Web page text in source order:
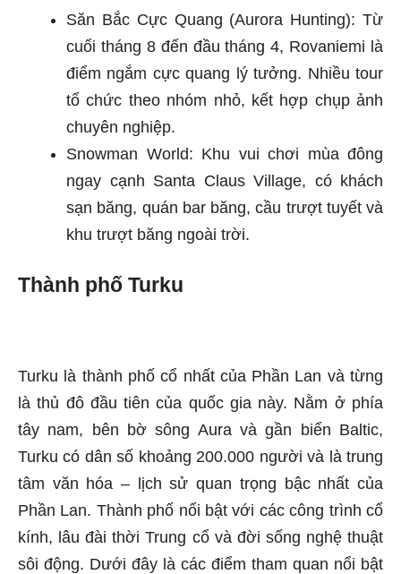
Săn Bắc Cực Quang (Aurora Hunting): Từ
cuối tháng 8 đến đầu tháng 4, Rovaniemi là
điểm ngắm cực quang lý tưởng. Nhiều tour
tổ chức theo nhóm nhỏ, kết hợp chụp ảnh
chuyên nghiệp.
Snowman World: Khu vui chơi mùa đông
ngay cạnh Santa Claus Village, có khách
sạn băng, quán bar băng, cầu trượt tuyết và
khu trượt băng ngoài trời.
Thành phố Turku
Turku là thành phố cổ nhất của Phần Lan và từng
là thủ đô đầu tiên của quốc gia này. Nằm ở phía
tây nam, bên bờ sông Aura và gần biển Baltic,
Turku có dân số khoảng 200.000 người và là trung
tâm văn hóa – lịch sử quan trọng bậc nhất của
Phần Lan. Thành phố nổi bật với các công trình cổ
kính, lâu đài thời Trung cổ và đời sống nghệ thuật
sôi động. Dưới đây là các điểm tham quan nổi bật